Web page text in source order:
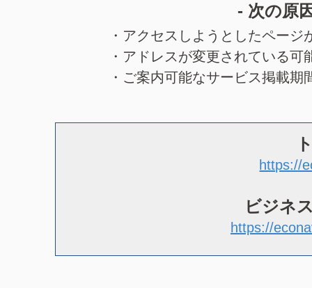
- 次の原
・アクセスしようとしたペー
・アドレスが変更されている可
・ご案内可能なサービス掲載
https://
ビジネ
https://